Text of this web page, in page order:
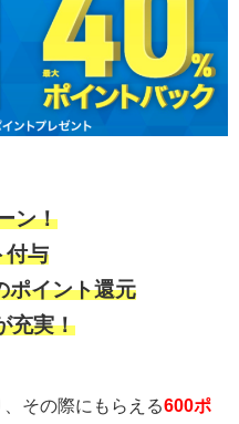
ン！
付与
ポイント還元
充実！
その際にもらえる600ポ